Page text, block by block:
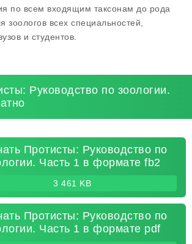
по всем входящим таксонам до рода
зоологов всех специальностей,
и студентов.
Руководство по зоологии.
Протисты: Руководство по
Часть 1 в формате fb2
3 461 KB
Протисты: Руководство по
Часть 1 в формате pdf